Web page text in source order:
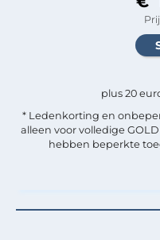
plus 20
* Ledenkorting en
alleen voor volledige
hebben beperkte